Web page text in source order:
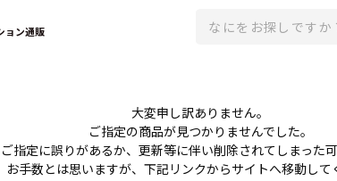
ョン通販
大変申し訳ありません。
ご指定の商品が見つかりませんでした。
指定に誤りがあるか、更新等に伴い削除されてしまった可
お手数とは思いますが、下記リンクからサイトへ移動して